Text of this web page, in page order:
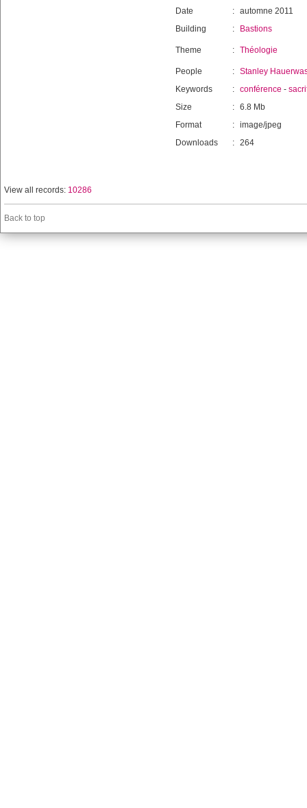
Date : automne 2011
Building
: Bastions
Theme : Théologie
People : Stanley
Keywords
: conférence -
Size
: 6.8 Mb
Format
: image/jpeg
Downloads
: 264
View all records: 10286
Back to top